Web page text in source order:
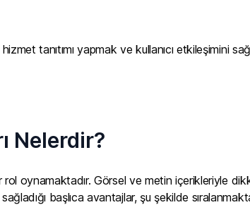
tanıtımı yapmak ve kullanıcı etkileşimini
Nelerdir?
oynamaktadır. Görsel ve metin içerikleriyle
başlıca avantajlar, şu şekilde